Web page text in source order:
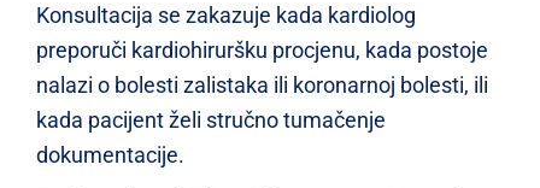
Konsultacija se zakazuje kada kardiolog
preporuči kardiohiruršku procjenu, kada postoje
nalazi o bolesti zalistaka ili koronarnoj bolesti, ili
kada pacijent želi stručno tumačenje
dokumentacije.